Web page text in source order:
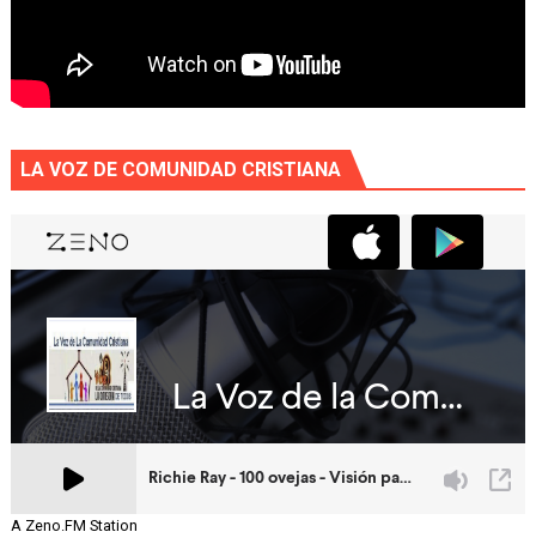
LA VOZ DE COMUNIDAD CRISTIANA
A Zeno.FM Station